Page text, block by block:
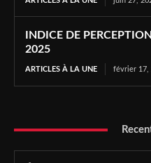
INDICE DE
2025
ARTICLES À LA UNE février 17,